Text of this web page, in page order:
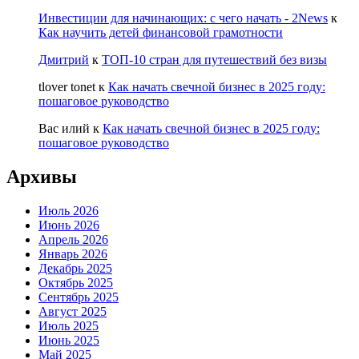
Инвестиции для начинающих: с чего начать - 2News к
Как научить детей финансовой грамотности
Дмитрий к ТОП-10 стран для путешествий без визы
tlover tonet к Как начать свечной бизнес в 2025 году:
пошаговое руководство
Вас илий к Как начать свечной бизнес в 2025 году:
пошаговое руководство
Архивы
Июль 2026
Июнь 2026
Апрель 2026
Январь 2026
Декабрь 2025
Октябрь 2025
Сентябрь 2025
Август 2025
Июль 2025
Июнь 2025
Май 2025